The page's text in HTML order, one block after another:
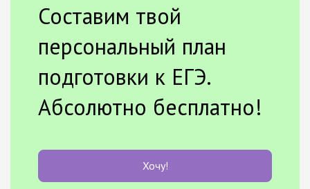
Составим твой
персональный план
подготовки к ЕГЭ.
Абсолютно бесплатно!
Хочу!